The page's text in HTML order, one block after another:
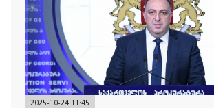
2025-10-24 11:45